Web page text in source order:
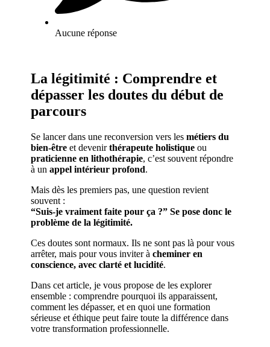
Aucune réponse
La légitimité : Comprendre et
dépasser les doutes du début de
parcours
Se lancer dans une reconversion vers lesmétiers du
bien-être et devenirthérapeute holistique ou
praticienne en lithothérapie, c’est souvent répondre
à unappel intérieur profond.
Mais dès les premiers pas, une question revient
souvent :
“Suis-je vraiment faite pour ça ?” Se pose donc le
problème de la légitimité.
Ces doutes sont normaux. Ils ne sont pas là pour vous
arrêter, mais pour vous inviter àcheminer en
conscience, avec clarté et lucidité.
Dans cet article, je vous propose de les explorer
ensemble : comprendre pourquoi ils apparaissent,
comment les dépasser, et en quoi une formation
sérieuse et éthique peut faire toute la différence dans
votre transformation professionnelle.